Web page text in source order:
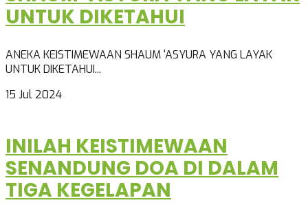
UNTUK DIKETAHUI
ANEKA KEISTIMEWAAN SHAUM 'ASYURA YANG LAYAK
UNTUK DIKETAHUI...
15 Jul 2024
INILAH KEISTIMEWAAN
SENANDUNG DOA DI DALAM
TIGA KEGELAPAN